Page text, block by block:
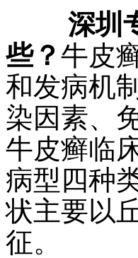
深圳
些？ 牛皮
和发病机
染因素、
牛皮癣临
病型四种
状主要以
征。